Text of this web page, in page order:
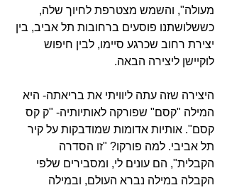
מעולה", והשמש מצטרפת לחיוך שלה,
כששלושתנו פוסעים ברחובות תל אביב, בין
יצירת רחוב שכרגע סיימו, לבין חיפוש
לוקיישן ליצירה הבאה.
היצירה שזה עתה ליוויתי את בריאתה- היא
המילה "קסם" שפורקה לאותיותיה- "ק קס
קסם". אותיות אדומות שמודבקות על קיר
תל אביבי. למה פורקו? "זו הסדרה
הקבלית", הם עונים לי, ומסבירים שלפי
הקבלה במילה נברא העולם, ובמילה